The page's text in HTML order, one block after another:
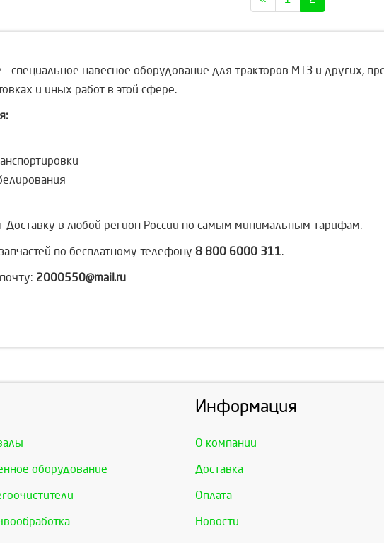
- специальное навесное оборудование для тракторов МТЗ и других,
и иных работ в этой сфере.
Доставку в любой регион России по самым минимальным тарифам.
по бесплатному телефону 8 800 6000 311.
2000550@mail.ru
оборудование
Информация
О компании
Доставка
Оплата
Новости